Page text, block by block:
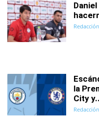
Redacción
la
City
Redacción